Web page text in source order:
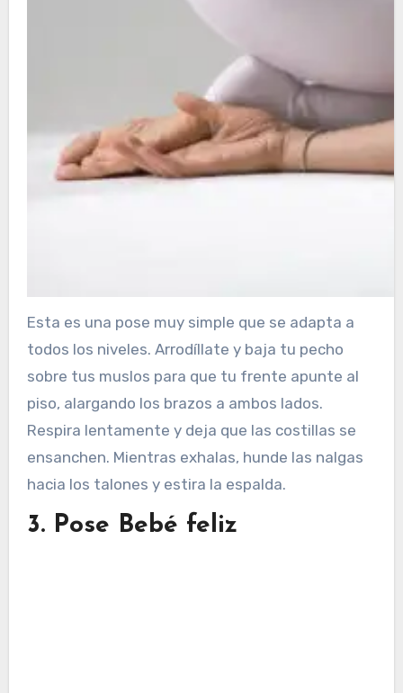
Esta es una pose muy simple que se adapta a
todos los niveles. Arrodíllate y baja tu pecho
sobre tus muslos para que tu frente apunte al
piso, alargando los brazos a ambos lados.
Respira lentamente y deja que las costillas se
ensanchen. Mientras exhalas, hunde las nalgas
hacia los talones y estira la espalda.
3. Pose Bebé feliz